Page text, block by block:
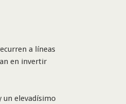
a líneas
en invertir
un elevadísimo